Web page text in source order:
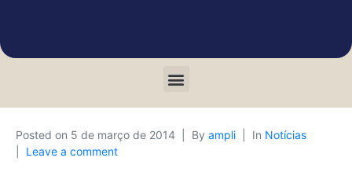
Posted on 5 de março de 2014 By ampli In Notícias
Leave a comment